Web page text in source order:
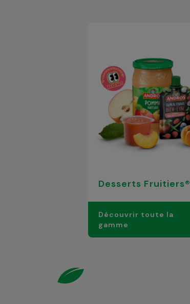
Desserts Fruitiers®
Découvrir toute la
gamme